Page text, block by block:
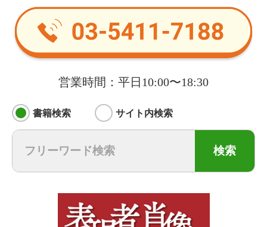
営業時間：平日10:00〜18:30
書籍検索 サイト内検索
検索